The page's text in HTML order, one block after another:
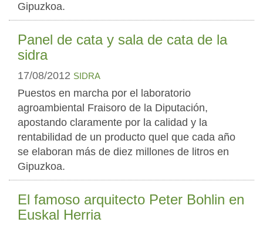
Gipuzkoa.
Panel de cata y sala de cata de la
sidra
17/08/2012 SIDRA
Puestos en marcha por el laboratorio
agroambiental Fraisoro de la Diputación,
apostando claramente por la calidad y la
rentabilidad de un producto quel que cada año
se elaboran más de diez millones de litros en
Gipuzkoa.
El famoso arquitecto Peter Bohlin en
Euskal Herria